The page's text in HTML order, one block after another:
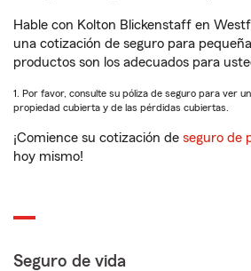
Hable con Kolton Blickenstaff en
una cotización de seguro para
productos son los adecuados para
1. Por favor, consulte su póliza de seguro para ver
propiedad cubierta y de las pérdidas cubiertas.
¡Comience su cotización de seguro de
hoy mismo!
Seguro de vida